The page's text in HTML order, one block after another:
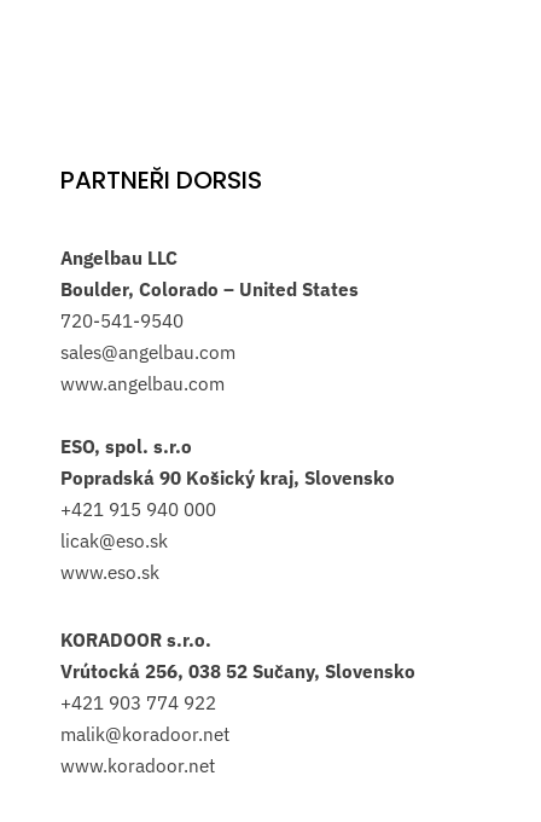
PARTNEŘI DORSIS
Angelbau LLC
Boulder, Colorado – United States
720-541-9540
sales@angelbau.com
www.angelbau.com
ESO, spol. s.r.o
Popradská 90 Košický kraj, Slovensko
+421 915 940 000
licak@eso.sk
www.eso.sk
KORADOOR s.r.o.
Vrútocká 256, 038 52 Sučany, Slovensko
+421 903 774 922
malik@koradoor.net
www.koradoor.net